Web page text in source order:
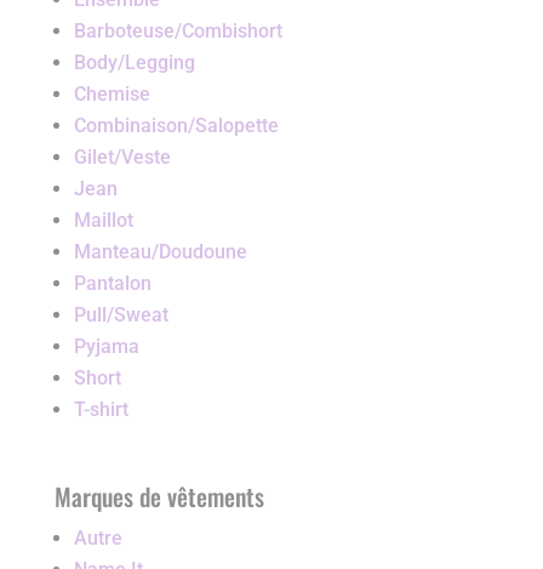
Barboteuse/Combishort
Body/Legging
Chemise
Combinaison/Salopette
Gilet/Veste
Jean
Maillot
Manteau/Doudoune
Pantalon
Pull/Sweat
Pyjama
Short
T-shirt
Marques de vêtements
Autre